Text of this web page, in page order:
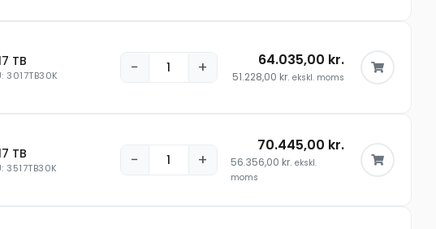
TB
3017TB30K − + 64.035,00 kr.
51.228,00 kr. ekskl. moms
TB
3517TB30K − +
70.445,00 kr.
56.356,00 kr. ekskl.
moms